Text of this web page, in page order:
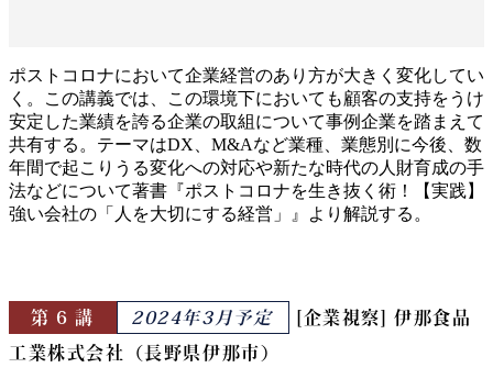
ポストコロナにおいて企業経営のあり方が大きく変化してい
く。この講義では、この環境下においても顧客の支持をうけ
安定した業績を誇る企業の取組について事例企業を踏まえて
共有する。テーマはDX、M&Aなど業種、業態別に今後、数
年間で起こりうる変化への対応や新たな時代の人財育成の手
法などについて著書『ポストコロナを生き抜く術！【実践】
強い会社の「人を大切にする経営」』より解説する。
第 6 講 2024年3月予定
[企業視察] 伊那食品
工業株式会社（長野県伊那市）